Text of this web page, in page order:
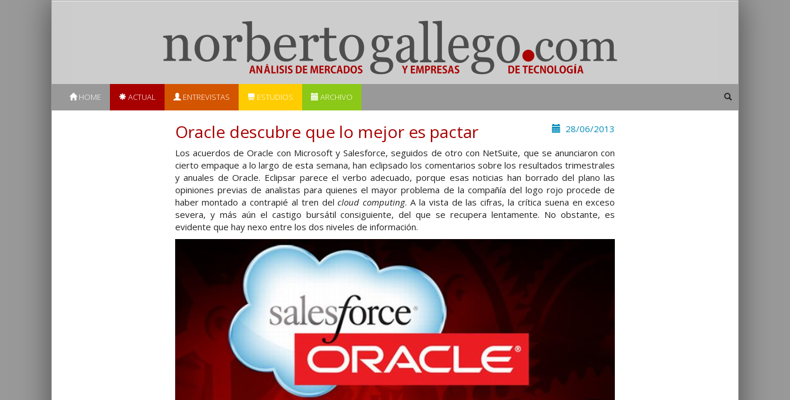
HOME ACTUAL ENTREVISTAS ESTUDIOS ARCHIVO
28/06/2013
Oracle descubre que lo mejor es pactar
Los acuerdos de Oracle con Microsoft y Salesforce, seguidos de otro con NetSuite, que se anunciaron con
cierto empaque a lo largo de esta semana, han eclipsado los comentarios sobre los resultados trimestrales
y anuales de Oracle. Eclipsar parece el verbo adecuado, porque esas noticias han borrado del plano las
opiniones previas de analistas para quienes el mayor problema de la compañía del logo rojo procede de
haber montado a contrapié al tren delcloud computing. A la vista de las cifras, la crítica suena en exceso
severa, y más aún el castigo bursátil consiguiente, del que se recupera lentamente. No obstante, es
evidente que hay nexo entre los dos niveles de información.